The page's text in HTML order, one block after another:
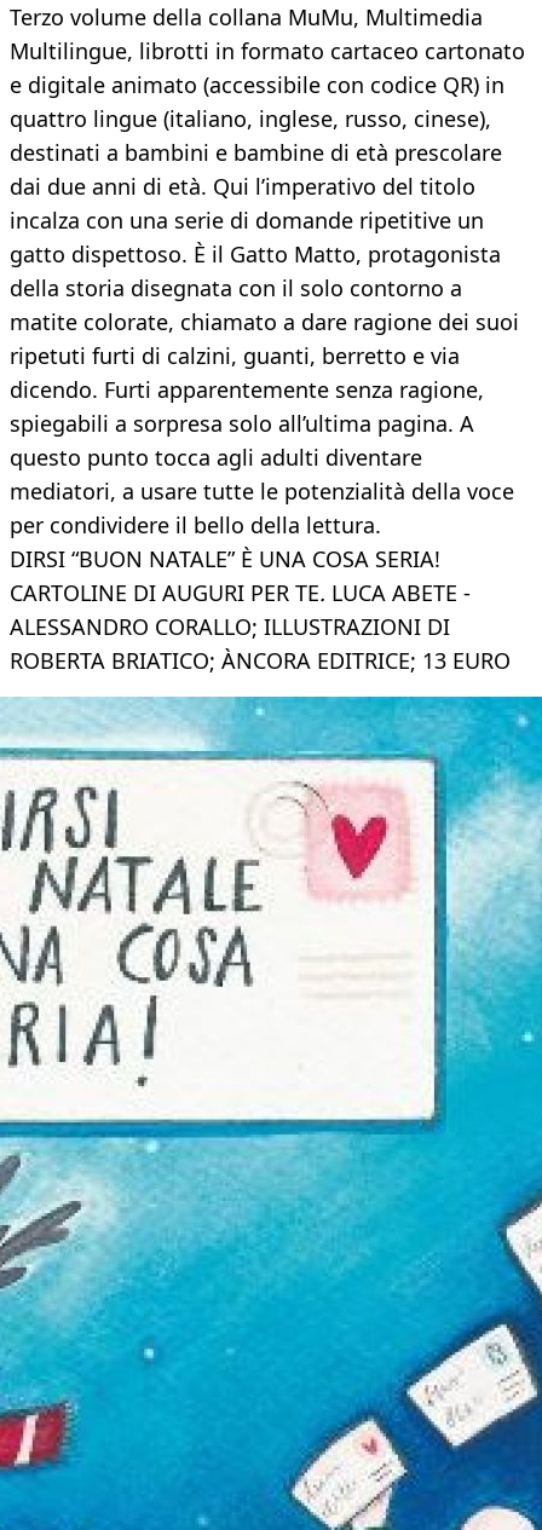
Terzo volume della collana MuMu, Multimedia
Multilingue, librotti in formato cartaceo cartonato
e digitale animato (accessibile con codice QR) in
quattro lingue (italiano, inglese, russo, cinese),
destinati a bambini e bambine di età prescolare
dai due anni di età. Qui l’imperativo del titolo
incalza con una serie di domande ripetitive un
gatto dispettoso. È il Gatto Matto, protagonista
della storia disegnata con il solo contorno a
matite colorate, chiamato a dare ragione dei suoi
ripetuti furti di calzini, guanti, berretto e via
dicendo. Furti apparentemente senza ragione,
spiegabili a sorpresa solo all’ultima pagina. A
questo punto tocca agli adulti diventare
mediatori, a usare tutte le potenzialità della voce
per condividere il bello della lettura.
DIRSI “BUON NATALE” È UNA COSA SERIA!
CARTOLINE DI AUGURI PER TE. LUCA ABETE -
ALESSANDRO CORALLO; ILLUSTRAZIONI DI
ROBERTA BRIATICO; ÀNCORA EDITRICE; 13 EURO